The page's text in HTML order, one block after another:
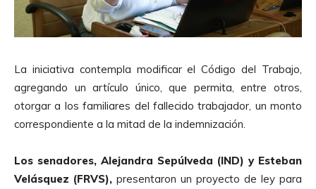
La iniciativa contempla modificar el Código del Trabajo,
agregando un artículo único, que permita, entre otros,
otorgar a los familiares del fallecido trabajador, un monto
correspondiente a la mitad de la indemnización.
Los senadores, Alejandra Sepúlveda (IND) y Esteban
Velásquez (FRVS), presentaron un proyecto de ley para